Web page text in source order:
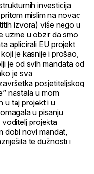
investicija
mislim na novac
izvora) više nego u
uzme u obzir da smo
aplicirali EU projekt
je kasnije i prošao,
je od svih mandata od
je sva
posjetiteljskog
nastala u mom
u taj projekt i u
u pisanju
projekta
dobi novi mandat,
te dužnosti i